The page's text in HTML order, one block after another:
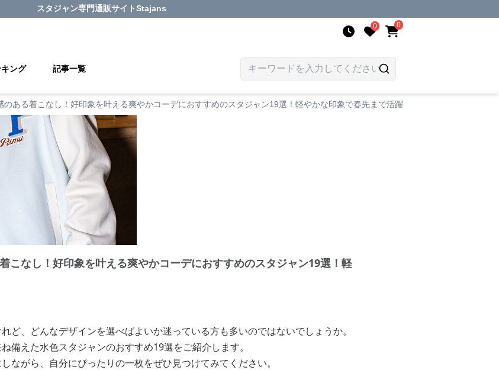
スタジャン専門通販サイトStajans
0 0
ング 記事一覧
のある着こなし！好印象を叶える爽やかコーデにおすすめのスタジャン19選！軽やかな印象で春先まで活躍
こなし！好印象を叶える爽やかコーデにおすすめのスタジャン19選！軽
ど、どんなデザインを選べばよいか迷っている方も多いのではないでしょうか。
備えた水色スタジャンのおすすめ19選をご紹介します。
ながら、自分にぴったりの一枚をぜひ見つけてみてください。